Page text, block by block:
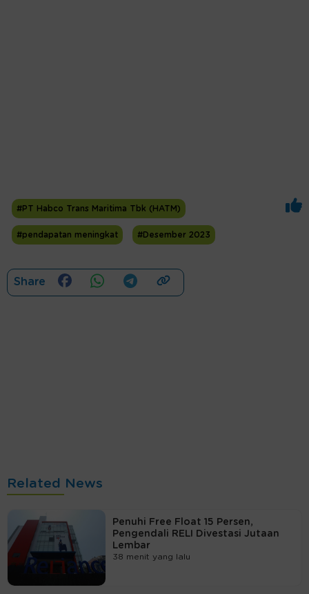
#PT Habco Trans Maritima Tbk (HATM)
#pendapatan meningkat #Desember 2023
Share
Related News
Penuhi Free Float 15 Persen,
Pengendali RELI Divestasi Jutaan
Lembar
38 menit yang lalu